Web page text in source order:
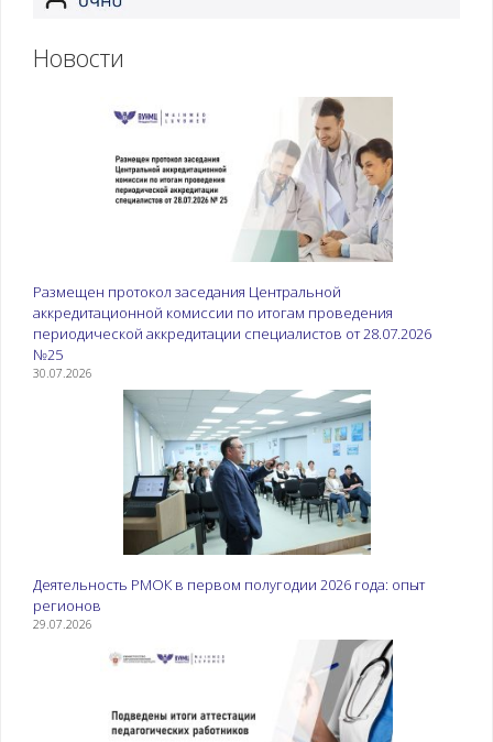
Новости
Размещен протокол заседания Центральной
аккредитационной комиссии по итогам проведения
периодической аккредитации специалистов от 28.07.2026
№25
30.07.2026
Деятельность РМОК в первом полугодии 2026 года: опыт
регионов
29.07.2026